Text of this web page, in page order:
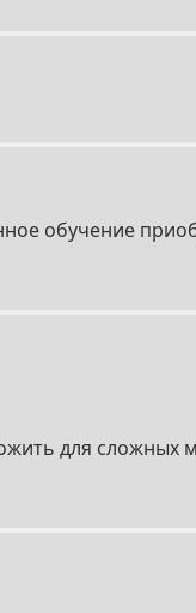
обучение
для сложных